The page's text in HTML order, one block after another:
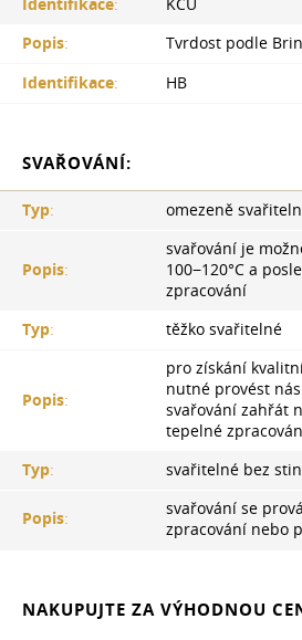
Identifikace:
KCU
Popis:
Tvrdost podle
Identifikace: HB
SVAŘOVÁNÍ:
Typ: omezeně
Popis:
svařování je
100−120°С a
zpracování
Typ: těžko svařitelné
Popis:
pro získání
nutné provést
svařování zahřát
tepelné
Typ: svařitelné bez
Popis:
svařování se
zpracování nebo
NAKUPUJTE ZA VÝHODNOU